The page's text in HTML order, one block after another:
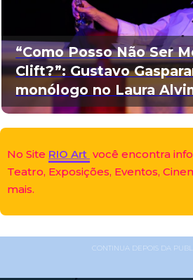
“Como Posso Não Ser
Clift?”: Gustavo
monólogo no Laura
No Site RIO Art você encontra
Teatro, Exposições, Eventos,
mais.
CONTINUA DEPOIS DA